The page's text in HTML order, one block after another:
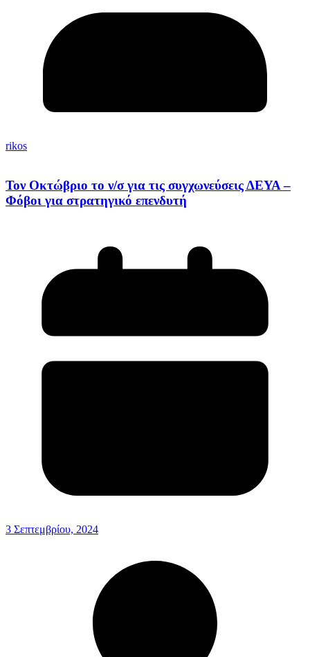
rikos
Τον Οκτώβριο το ν/σ για τις συγχωνεύσεις ΔΕΥΑ –
Φόβοι για στρατηγικό επενδυτή
3 Σεπτεμβρίου, 2024